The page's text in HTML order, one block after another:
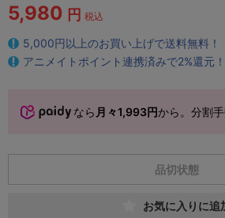
5,980 円 税込
5,000円以上のお買い上げで送料無料！
アニメイトポイント連携済みで2%還元！
なら 月々1,993円から。分割
品切状態
お気に入りに追